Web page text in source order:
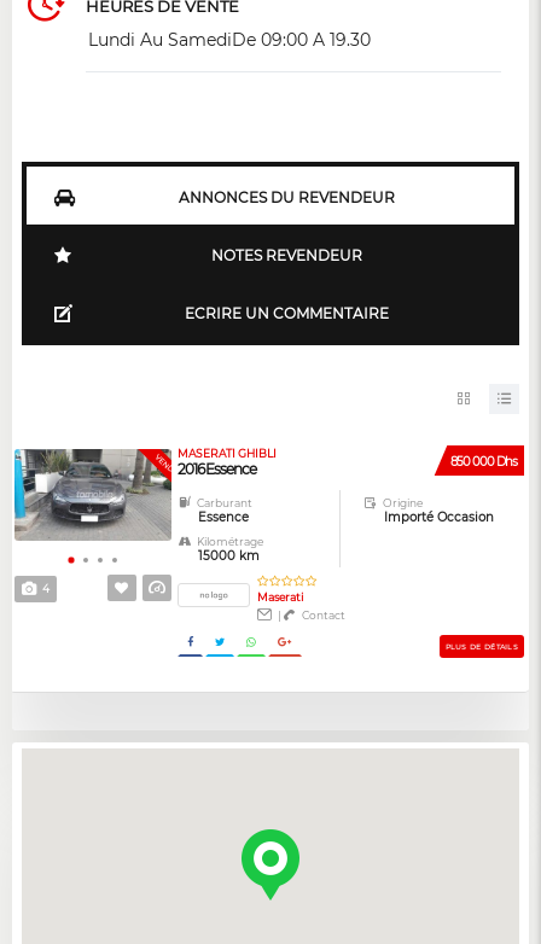
HEURES DE VENTE
Lundi Au SamediDe 09:00 A 19.30
ANNONCES DU REVENDEUR
NOTES REVENDEUR
ECRIRE UN COMMENTAIRE
4
GARANTIE
VENDUE 850 000 Dhs
MASERATI GHIBLI
2016 Essence
Carburant
Essence
Origine
Importé Occasion
Kilométrage
15000 km
Maserati
|
Contact
PLUS DE DÉTAILS